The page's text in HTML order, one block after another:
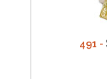
491